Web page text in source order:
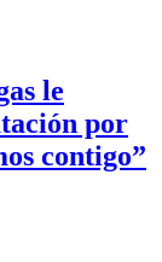
le
por
contigo”